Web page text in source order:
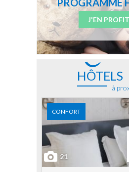
J'EN
HÔTELS
à
CONFORT
21